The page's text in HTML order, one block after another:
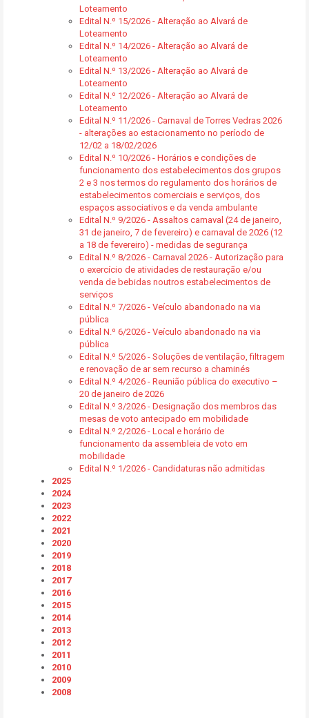
Loteamento
Edital N.º 15/2026 - Alteração ao Alvará de
Loteamento
Edital N.º 14/2026 - Alteração ao Alvará de
Loteamento
Edital N.º 13/2026 - Alteração ao Alvará de
Loteamento
Edital N.º 12/2026 - Alteração ao Alvará de
Loteamento
Edital N.º 11/2026 - Carnaval de Torres Vedras 2026
- alterações ao estacionamento no período de
12/02 a 18/02/2026
Edital N.º 10/2026 - Horários e condições de
funcionamento dos estabelecimentos dos grupos
2 e 3 nos termos do regulamento dos horários de
estabelecimentos comerciais e serviços, dos
espaços associativos e da venda ambulante
Edital N.º 9/2026 - Assaltos carnaval (24 de janeiro,
31 de janeiro, 7 de fevereiro) e carnaval de 2026 (12
a 18 de fevereiro) - medidas de segurança
Edital N.º 8/2026 - Carnaval 2026 - Autorização para
o exercício de atividades de restauração e/ou
venda de bebidas noutros estabelecimentos de
serviços
Edital N.º 7/2026 - Veículo abandonado na via
pública
Edital N.º 6/2026 - Veículo abandonado na via
pública
Edital N.º 5/2026 - Soluções de ventilação, filtragem
e renovação de ar sem recurso a chaminés
Edital N.º 4/2026 - Reunião pública do executivo –
20 de janeiro de 2026
Edital N.º 3/2026 - Designação dos membros das
mesas de voto antecipado em mobilidade
Edital N.º 2/2026 - Local e horário de
funcionamento da assembleia de voto em
mobilidade
Edital N.º 1/2026 - Candidaturas não admitidas
2025
2024
2023
2022
2021
2020
2019
2018
2017
2016
2015
2014
2013
2012
2011
2010
2009
2008